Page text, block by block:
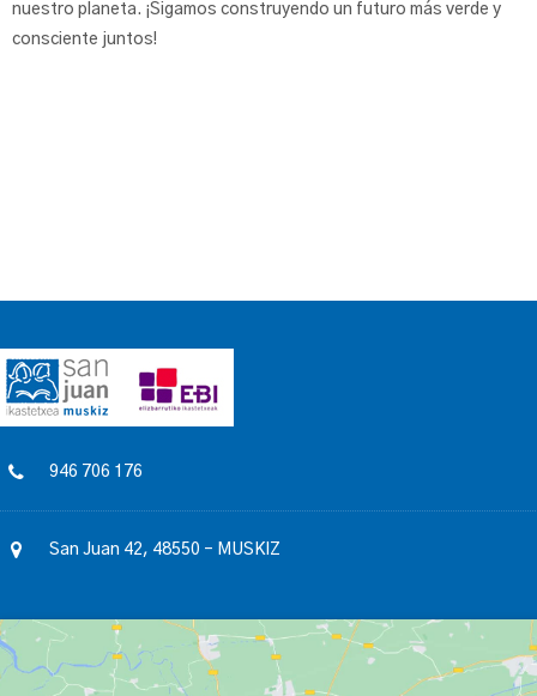
nuestro planeta. ¡Sigamos construyendo un futuro más verde y
consciente juntos! ️
946 706 176
San Juan 42, 48550 – MUSKIZ